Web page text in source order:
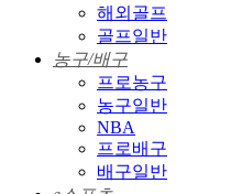
해외골프
골프일반
농구/배구
프로농구
농구일반
NBA
프로배구
배구일반